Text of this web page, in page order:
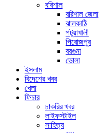
বরিশাল
বরিশাল জেলা
ঝালকাঠি
পটুয়াখালী
পিরোজপুর
বরগুনা
ভোলা
ইসলাম
বিদেশের খবর
খেলা
ফিচার
চাকরির খবর
লাইফস্টাইল
সাহিত্য